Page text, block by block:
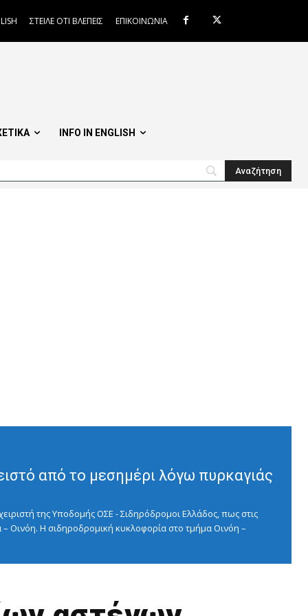
ΣΤΕΙΛΕ ΟΤΙ ΒΛΕΠΕΙΣ ΕΠΙΚΟΙΝΩΝΙΑ
INFO IN ENGLISH
από το μεσημέρι λόγω πυρκαγιάς
της Υποδομής ΟΣΕ - Σιδηρόδρομοι Ελλάδος, πως στις
Οινόη. Η σιδηροδρομική κυκλοφορία στο τμήμα Οινόη –